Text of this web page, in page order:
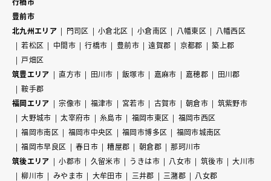
豊前市
北九州エリア
門司区 小倉北区 小倉南区 八幡東区
八幡西区
若松区
中間市 行橋市 豊前市 遠賀郡 京都郡
築上郡
戸畑区
筑豊エリア
直方市 田川市 飯塚市 嘉麻市 嘉穂郡
田川郡
鞍手郡
福岡エリア
宗像市 福津市 宮若市 古賀市 朝倉市
筑紫野市
大野城市
太宰府市 糸島市 福岡市東区
福岡市西区
福岡市南区
福岡市中央区 福岡市博多区
福岡市城南区
福岡市早良区
春日市 糟屋郡 朝倉郡
那珂川市
筑後エリア
小郡市 久留米市 うきは市 八女市 筑後市
大川市
柳川市
みやま市 大牟田市 三井郡 三潴郡 八女郡